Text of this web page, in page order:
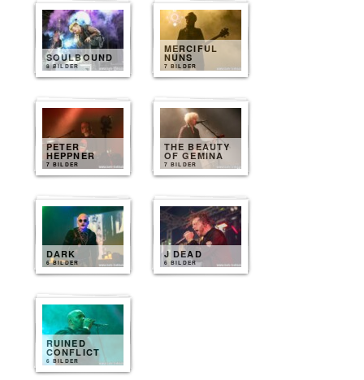
SOULBOUND
8 BILDER
MERCIFUL
NUNS
7 BILDER
PETER
HEPPNER
7 BILDER
THE BEAUTY
OF GEMINA
7 BILDER
DARK
6 BILDER
J DEAD
6 BILDER
RUINED
CONFLICT
6 BILDER